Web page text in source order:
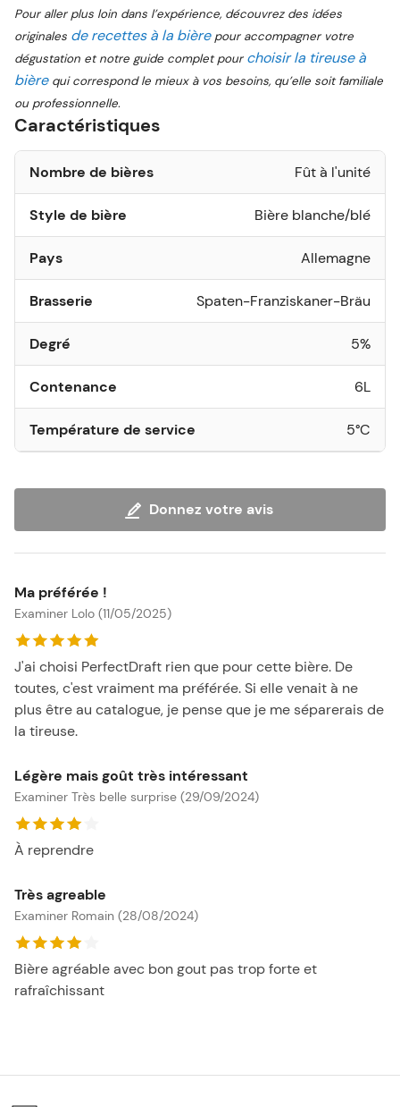
Pour aller plus loin dans l’expérience, découvrez des idées
originales de recettes à la bièrepour accompagner votre
dégustation et notre guide complet pour choisir la tireuse à
bièrequi correspond le mieux à vos besoins, qu’elle soit familiale
ou professionnelle.
Caractéristiques
Nombre de bières Fût à l'unité
Style de bière Bière blanche/blé
Pays Allemagne
Brasserie Spaten-Franziskaner-Bräu
Degré 5%
Contenance 6L
Température de service 5°C
Donnez votre avis
Ma préférée !
Examiner Lolo (11/05/2025)
J'ai choisi PerfectDraft rien que pour cette bière. De
toutes, c'est vraiment ma préférée. Si elle venait à ne
plus être au catalogue, je pense que je me séparerais de
la tireuse.
Légère mais goût très intéressant
Examiner Très belle surprise (29/09/2024)
À reprendre
Très agreable
Examiner Romain (28/08/2024)
Bière agréable avec bon gout pas trop forte et
rafraîchissant